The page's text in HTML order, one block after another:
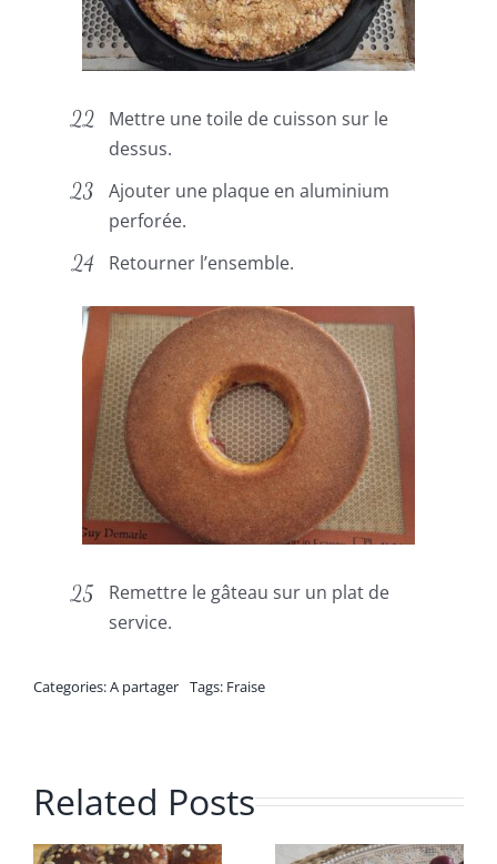
Mettre une toile de cuisson sur le
dessus.
Ajouter une plaque en aluminium
perforée.
Retourner l’ensemble.
Remettre le gâteau sur un plat de
service.
Categories:A partager Tags: Fraise
Related Posts